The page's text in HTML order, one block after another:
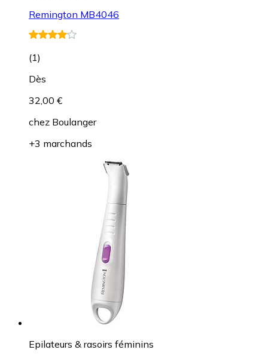
Remington MB4046
(1)
Dès
32,00 €
chez Boulanger
+3 marchands
Epilateurs & rasoirs féminins